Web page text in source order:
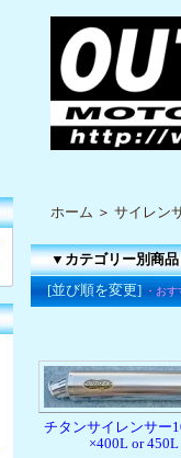
ホーム ＞ サイレン
▼カテゴリー別商品
[並び順を変更]
・お
チタンサイレンサー
×400L or 450L